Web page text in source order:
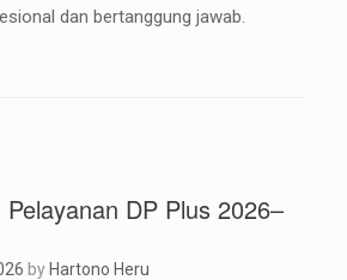
dan bertanggung jawab.
DP Plus 2026–
byHartono Heru